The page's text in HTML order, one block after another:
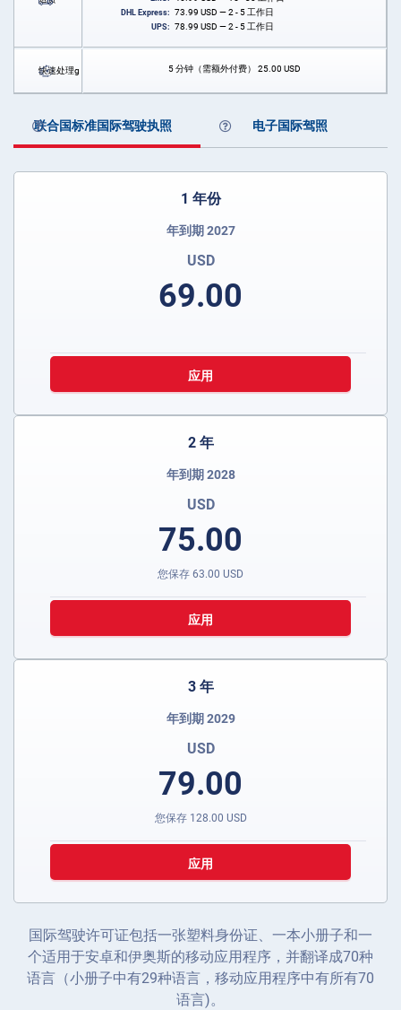
DHL Express: 73.99 USD — 2 - 5 工作日
UPS: 78.99 USD — 2 - 5 工作日
快速处理g 5 分钟（需额外付费） 25.00 USD
联合国标准国际驾驶执照 电子国际驾照
1 年份
年到期 2027
USD
69.00
应用
2 年
年到期 2028
USD
75.00
您保存 63.00 USD
应用
3 年
年到期 2029
USD
79.00
您保存 128.00 USD
应用
国际驾驶许可证包括一张塑料身份证、一本小册子和一
个适用于安卓和伊奥斯的移动应用程序，并翻译成70种
语言（小册子中有29种语言，移动应用程序中有所有70
语言)。